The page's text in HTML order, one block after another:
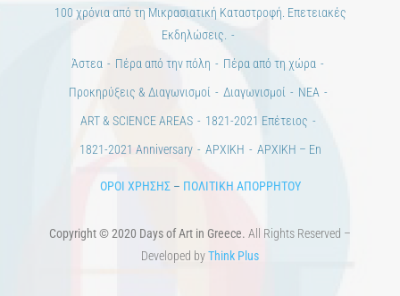
Εκδηλώσεις.
Πέρα από την πόλη
Πέρα από τη χώρα
Προκηρύξεις & Διαγωνισμοί
Διαγωνισμοί
ΝΕΑ
ART & SCIENCE AREAS
1821-2021 Επέτειος
1821-2021 Anniversary
ΑΡΧΙΚΗ ΑΡΧΙΚΗ – En
Developed by Think Plus